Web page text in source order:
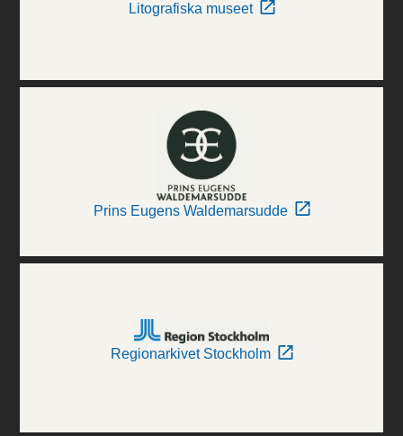
Litografiska museet
Prins Eugens Waldemarsudde
Regionarkivet Stockholm